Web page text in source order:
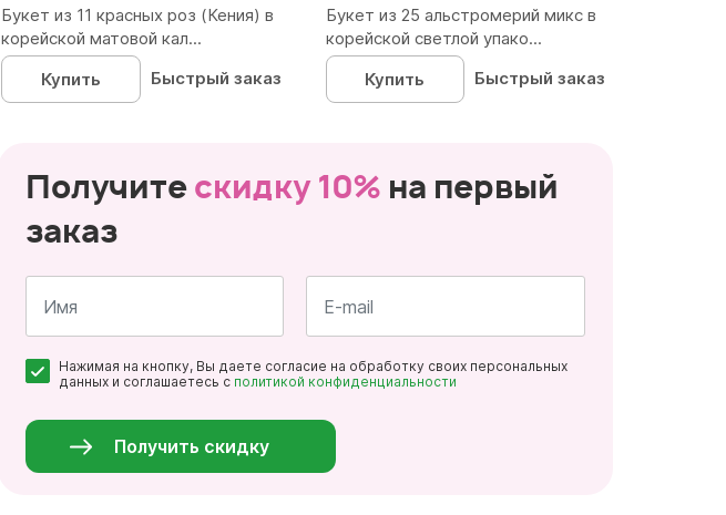
Букет из 11 красных роз (Кения) в
корейской матовой кал...
Купить
Быстрый заказ
Букет из 25 альстромерий микс в
корейской светлой упако...
Купить
Быстрый заказ
Получитескидку 10% на первый
заказ
*
*
Нажимая на кнопку, Вы даете согласие на обработку своих персональных
данных и соглашаетесь с политикой конфиденциальности
Получить скидку